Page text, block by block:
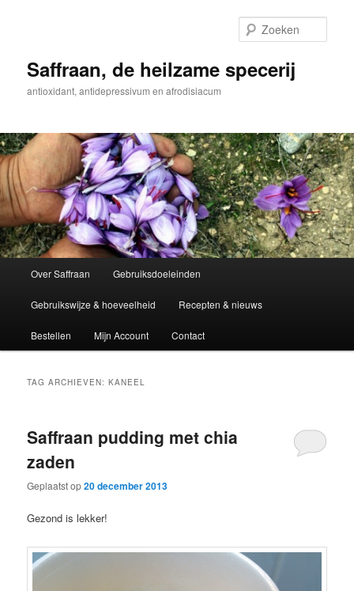
inhoud
inhoudSaffraan, de heilzame specerij
antioxidant, antidepressivum en afrodisiacum
Over Saffraan Gebruiksdoeleinden
Gebruikswijze & hoeveelheid Recepten & nieuws
Bestellen Mijn Account Contact
TAG ARCHIEVEN:KANEEL
Saffraan pudding met chia
zaden
Geplaatst op20 december 2013
Gezond is lekker!